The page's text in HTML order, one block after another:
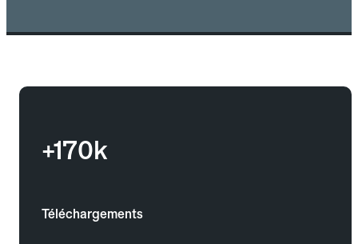
+170k
Téléchargements